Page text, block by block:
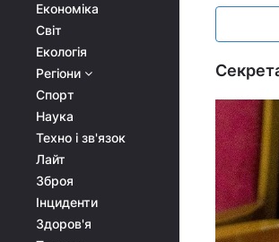
Економіка
Світ
Екологія
Регіони
Спорт
Наука
Техно і зв'язок
Лайт
Зброя
Інциденти
Здоров'я